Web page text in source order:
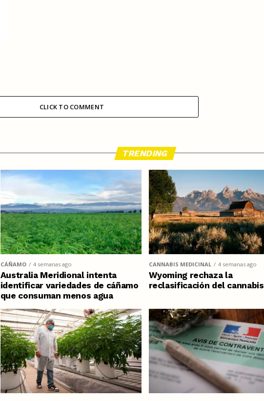
CLICK TO COMMENT
TRENDING
CÁÑAMO 4 semanas ago
Australia Meridional intenta
identificar variedades de cáñamo
que consuman menos agua
CANNABIS MEDICINAL 4 semanas ago
Wyoming rechaza la
reclasificación del cannabis